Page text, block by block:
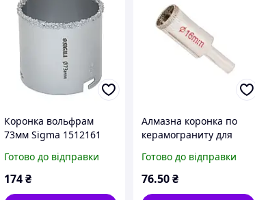
Коронка вольфрам
73мм Sigma 1512161
Готово до відправки
174₴
Алмазна коронка по
керамограниту для
1541161
Готово до відправки
76.50₴